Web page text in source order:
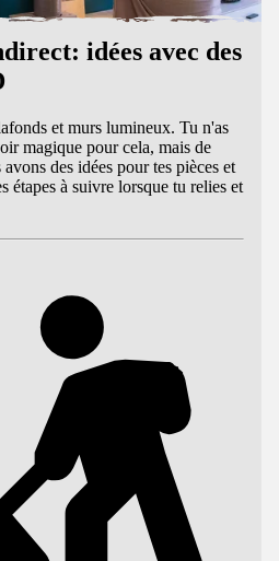
idées avec des
et murs lumineux. Tu n'as
magique pour cela, mais de
des idées pour tes pièces et
étapes à suivre lorsque tu relies et